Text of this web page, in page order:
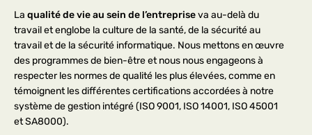
La qualité de vie au sein de l’entrepriseva au-delà du
travail et englobe la culture de la santé, de la sécurité au
travail et de la sécurité informatique. Nous mettons en œuvre
des programmes de bien-être et nous nous engageons à
respecter les normes de qualité les plus élevées, comme en
témoignent les différentes certifications accordées à notre
système de gestion intégré (ISO 9001, ISO 14001, ISO 45001
et SA8000).